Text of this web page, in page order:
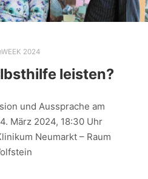
2024
leisten?
und Aussprache am
März 2024, 18:30 Uhr
Neumarkt – Raum